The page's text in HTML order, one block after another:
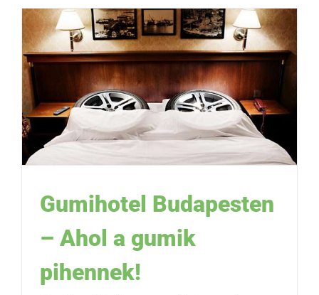
Gumihotel Budapesten
– Ahol a gumik
pihennek!